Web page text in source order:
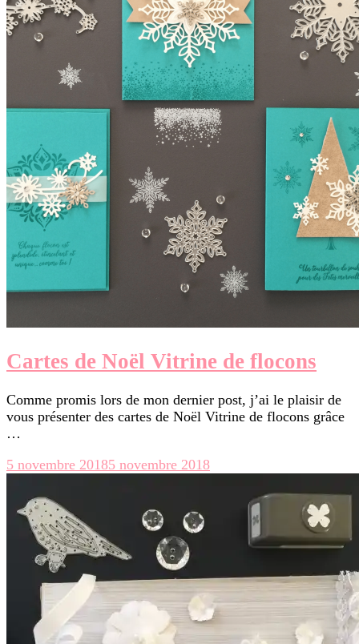
Cartes de Noël Vitrine de flocons
Comme promis lors de mon dernier post, j’ai le plaisir de
vous présenter des cartes de Noël Vitrine de flocons grâce
…
5 novembre 20185 novembre 2018